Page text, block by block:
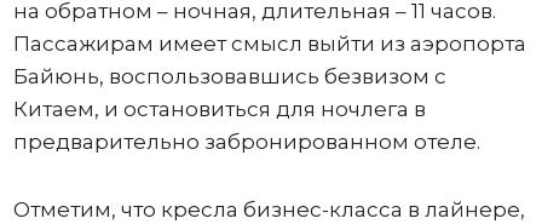
на обратном – ночная, длительная – 11 часов.
Пассажирам имеет смысл выйти из аэропорта
Байюнь, воспользовавшись безвизом с
Китаем, и остановиться для ночлега в
предварительно забронированном отеле.
Отметим, что кресла бизнес-класса в лайнере,